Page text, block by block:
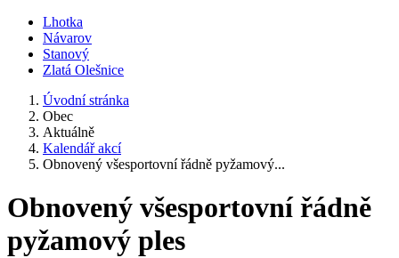
Lhotka
Návarov
Stanový
Zlatá Olešnice
Úvodní stránka
Obec
Aktuálně
Kalendář akcí
Obnovený všesportovní řádně pyžamový...
Obnovený všesportovní řádně
pyžamový ples